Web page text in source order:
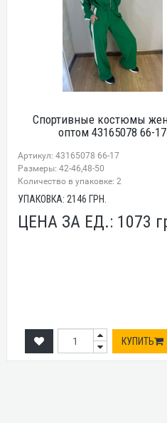
Спортивные костюмы
оптом 43165078 66-17
Артикул: 43165078 66-17
Размеры: 42-46,48-50
Количество в упаковке: 2
УПАКОВКА: 2146 ГРН.
ЦЕНА ЗА ЕД.: 1073
КУПИТЬ